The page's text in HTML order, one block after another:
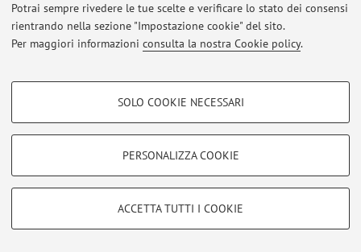
Potrai sempre rivedere le tue scelte e verificare lo stato dei consensi
rientrando nella sezione "Impostazione cookie" del sito.
Per maggiori informazioni consulta la nostra Cookie policy.
COOKIE DI PROFILAZIONE - FACOLTATIVI
COOKIE TECNICI - NECESSARI
Si tratta di cookie tecnici utilizzati, a titolo esemplificativo, per il corretto
SOLO COOKIE NECESSARI
PERSONALIZZA COOKIE
ACCETTA TUTTI I COOKIE
Al momento non sono presenti avvisi.
Accedi tramiteloginper gestire tutti i contenuti del sito.
|Note legali |Impostazioni Cookie